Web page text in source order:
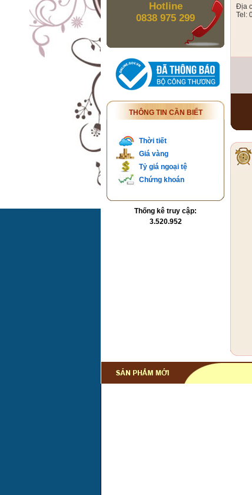
Hotline
0838 975 299
THÔNG TIN CẦN BIẾT
Thời tiết
Giá vàng
Tỷ giá ngoại tệ
Chứng khoán
Thống kê truy cập:
3.520.952
Địa
Tel: